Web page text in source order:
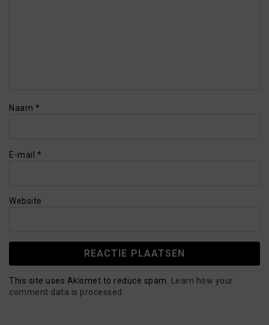
Naam *
E-mail *
Website
This site uses Akismet to reduce spam.
Learn how your
comment data is processed.